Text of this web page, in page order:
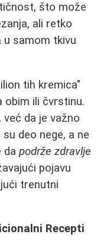
što može
ali retko
u samom tkivu
tih kremica"
obim ili čvrstinu.
da je važno
su deo nege, a ne
da podrže zdravlje
pojavu
trenutni
Recepti